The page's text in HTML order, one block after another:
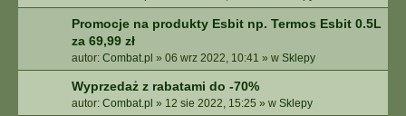
Promocje na produkty Esbit np. Termos Esbit 0.5L
za 69,99 zł
autor: Combat.pl » 06 wrz 2022, 10:41 » w Sklepy
Wyprzedaż z rabatami do -70%
autor: Combat.pl » 12 sie 2022, 15:25 » w Sklepy